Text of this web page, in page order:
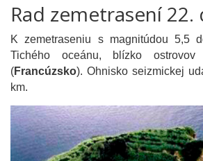
Rad zemetrasení 22.
K zemetraseniu s magnitúdou 5,5
Tichého oceánu, blízko
(Francúzsko). Ohnisko seizmickej
km.